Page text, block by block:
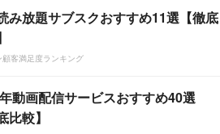
み放題サブスクおすすめ11選【徹底
顧客満足度ランキング
動画配信サービスおすすめ40選
比較】